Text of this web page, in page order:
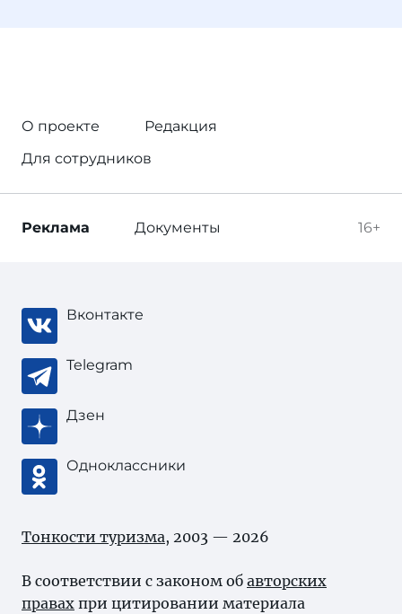
О проекте
Редакция
Для сотрудников
16+
Реклама Документы
Вконтакте
Telegram
Дзен
Одноклассники
Тонкости туризма, 2003 — 2026
В соответствии с законом об авторских
правах при цитировании материала